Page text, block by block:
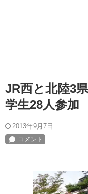
JR西と北陸3
学生28人参加
2013年9月7日